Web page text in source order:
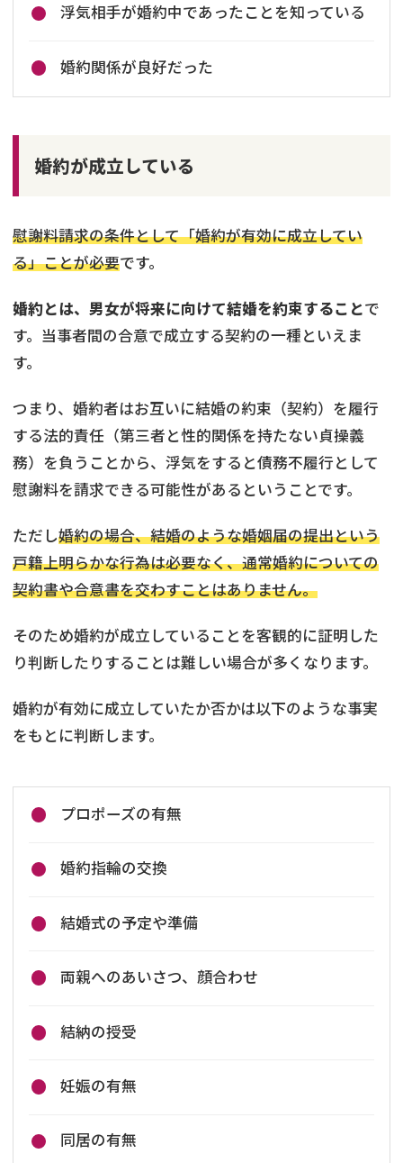
浮気相手が婚約中であったことを知っている
婚約関係が良好だった
婚約が成立している
慰謝料請求の条件として「婚約が有効に成立してい
る」ことが必要です。
婚約とは、男女が将来に向けて結婚を約束することで
す。当事者間の合意で成立する契約の一種といえま
す。
つまり、婚約者はお互いに結婚の約束（契約）を履行
する法的責任（第三者と性的関係を持たない貞操義
務）を負うことから、浮気をすると債務不履行として
慰謝料を請求できる可能性があるということです。
ただし婚約の場合、結婚のような婚姻届の提出という
戸籍上明らかな行為は必要なく、通常婚約についての
契約書や合意書を交わすことはありません。
そのため婚約が成立していることを客観的に証明した
り判断したりすることは難しい場合が多くなります。
婚約が有効に成立していたか否かは以下のような事実
をもとに判断します。
プロポーズの有無
婚約指輪の交換
結婚式の予定や準備
両親へのあいさつ、顔合わせ
結納の授受
妊娠の有無
同居の有無